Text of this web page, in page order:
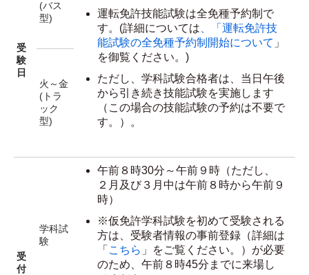
受
験
日
(バス
型)
運転免許技能試験は全免種予約制で
す。(詳細については 、「運転免許技
能試験の全免種予約制開始について 」
を御覧ください。)
ただし、学科試験合格者は、当日午後
から引き続き技能試験を実施します
（この場合の技能試験の予約は不要で
す。）。
火～金
(トラ
ック
型)
受
付
学科試
験
午前８時30分～午前９時（ただし、
２月及び３月中は午前８時から午前９
時）
※仮免許学科試験を初めて受験される
方は、受験者情報の事前登録（詳細は
「 こちら 」をご覧ください。）が必要
のため、午前８時45分までに来場し